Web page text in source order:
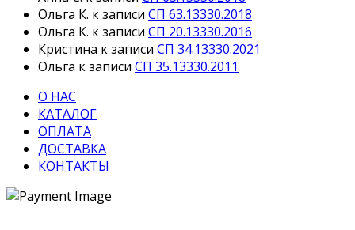
Ольга К. к записи СП 63.13330.2018
Ольга К. к записи СП 20.13330.2016
Кристина к записи СП 34.13330.2021
Ольга к записи СП 35.13330.2011
О НАС
КАТАЛОГ
ОПЛАТА
ДОСТАВКА
КОНТАКТЫ